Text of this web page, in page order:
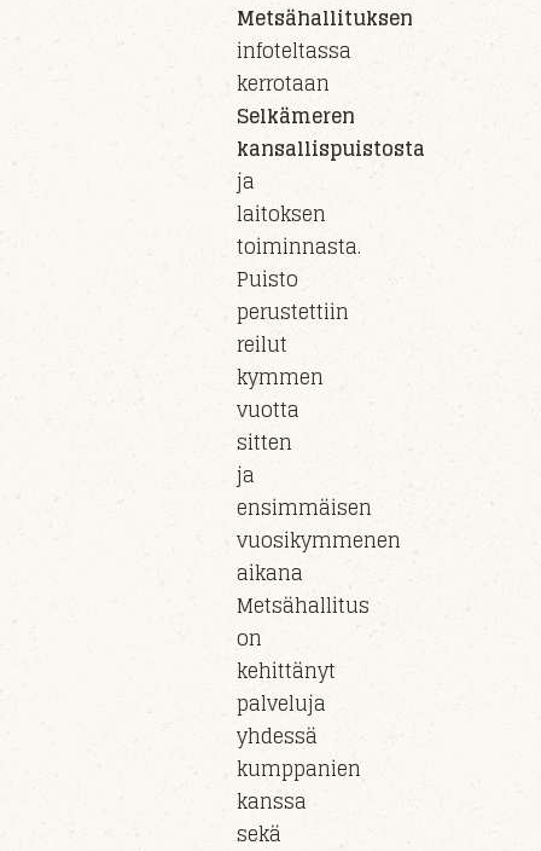
Metsähallituksen
infoteltassa
kerrotaan
Selkämeren
kansallispuistosta
ja
laitoksen
toiminnasta.
Puisto
perustettiin
reilut
kymmen
vuotta
sitten
ja
ensimmäisen
vuosikymmenen
aikana
Metsähallitus
on
kehittänyt
palveluja
yhdessä
kumppanien
kanssa
sekä